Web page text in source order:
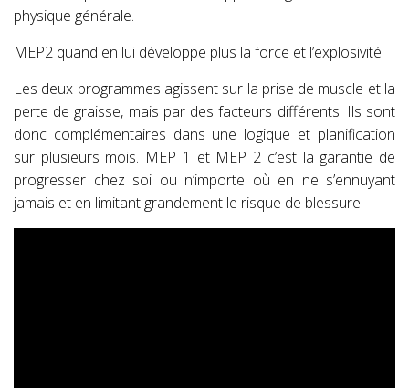
physique générale.
MEP2 quand en lui développe plus la force et l’explosivité.
Les deux programmes agissent sur la prise de muscle et la
perte de graisse, mais par des facteurs différents. Ils sont
donc complémentaires dans une logique et planification
sur plusieurs mois. MEP 1 et MEP 2 c’est la garantie de
progresser chez soi ou n’importe où en ne s’ennuyant
jamais et en limitant grandement le risque de blessure.